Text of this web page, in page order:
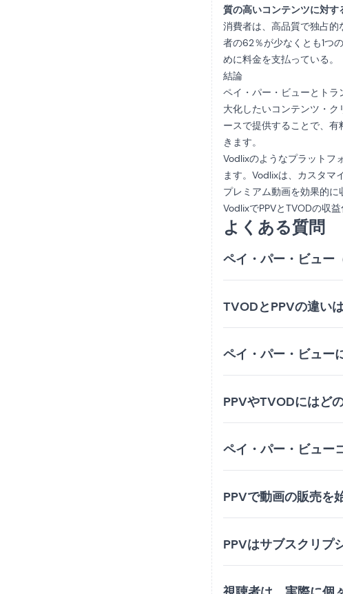
質の高いコンテンツに対
消費者は、高品質で独占
者の62％が少なくとも1つ
めに料金を支払っている。
結論
ペイ・パー・ビューとト
大化したいコンテンツ・
ースで提供することで、
きます。
Vodlixのようなプラットフ
ます。Vodlixは、カスタマ
プレミアム動画を効果的に
VodlixでPPVとTVODの収
よくある質問
ペイ・パー・ビュー
TVODとPPVの違い
ペイ・パー・ビュー
PPVやTVODにはど
ペイ・パー・ビュー
PPVで動画の販売を
PPVはサブスクリプ